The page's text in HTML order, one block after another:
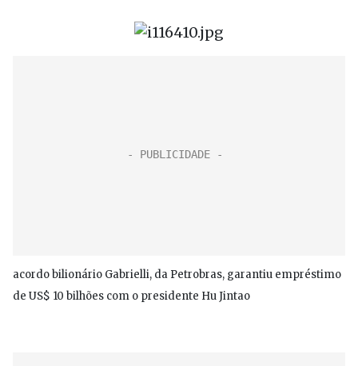
acordo bilionário Gabrielli, da Petrobras, garantiu empréstimo
de US$ 10 bilhões com o presidente Hu Jintao